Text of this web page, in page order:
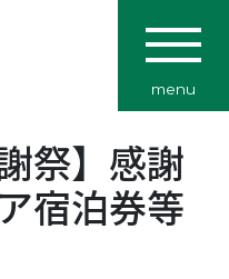
menu
祭】感謝
宿泊券等